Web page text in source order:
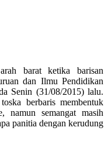
barat ketika barisan
dan Ilmu Pendidikan
Senin (31/08/2015) lalu.
berbaris membentuk
namun semangat masih
panitia dengan kerudung